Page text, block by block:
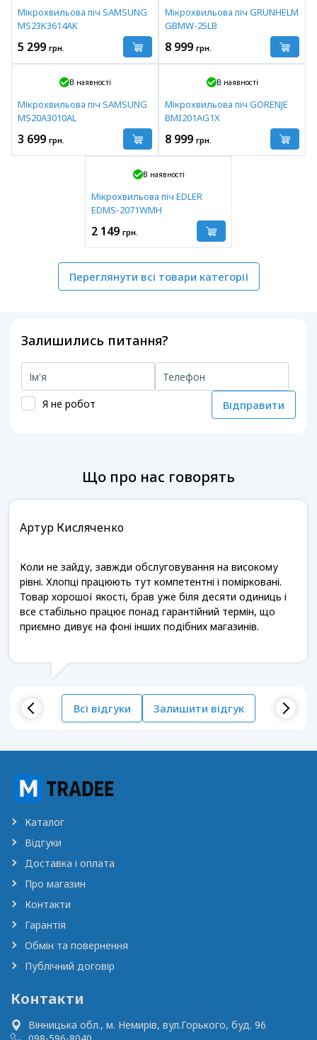
Мікрохвильова піч SAMSUNG
MS23K3614AK
5 299 грн.
Мікрохвильова піч GRUNHELM
GBMW-25LB
8 999 грн.
В наявності
Мікрохвильова піч SAMSUNG
MS20A3010AL
3 699 грн.
В наявності
Мікрохвильова піч GORENJE
BMI201AG1X
8 999 грн.
В наявності
Мікрохвильова піч EDLER
EDMS-2071WMH
2 149 грн.
Переглянути всі товари категорії
Залишились питання?
Я не робот Відправити
Що про нас говорять
Артур Кисляченко
Коли не зайду, завжди обслуговування на високому
рівні. Хлопці працюють тут компетентні і помірковані.
Товар хорошої якості, брав уже біля десяти одиниць і
все стабільно працює понад гарантійний термін, що
приємно дивує на фоні інших подібних магазинів.
Всі відгуки Залишити відгук
Каталог
Відгуки
Доставка і оплата
Про магазин
Контакти
Гарантія
Обмін та повернення
Публічний договір
Контакти
Вінницька обл., м. Немирів, вул.Горького, буд. 96